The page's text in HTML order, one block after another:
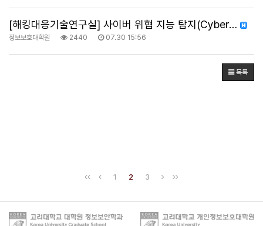
[해킹대응기술연구실] 사이버 위협 지능 탐지(Cyber…
정보보호대학원 2440 07.30 15:56
목록
1 2 3